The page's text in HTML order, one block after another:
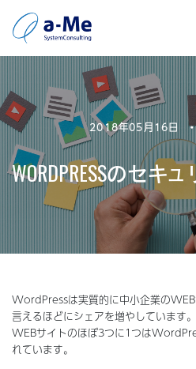
2018年05月16日 •
WORDPRESSのセキ
WordPressは実質的に中小企業の
言えるほどにシェアを増やしています。
WEBサイトのほぼ3つに1つは
れています。